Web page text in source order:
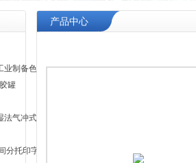
业制备色谱系统
罐
气冲式胶塞清洗机
分托印字安瓿联动机
产品中心